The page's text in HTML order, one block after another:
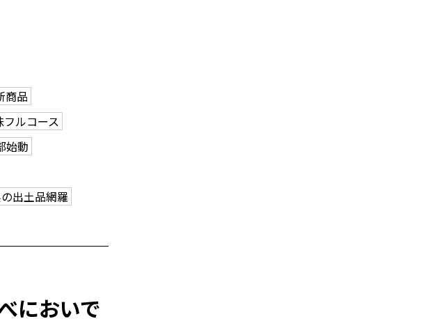
商品
ルコース
始動
出土品網羅
においで